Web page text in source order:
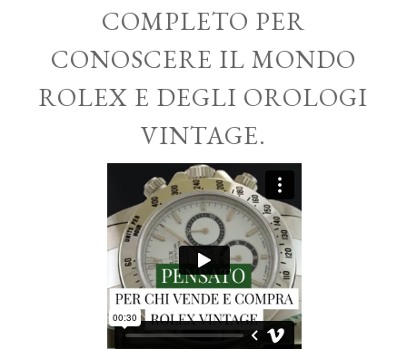
COMPLETO PER
CONOSCERE IL MONDO
ROLEX E DEGLI OROLOGI
VINTAGE.